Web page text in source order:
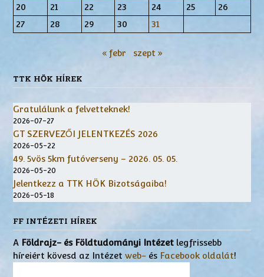
20
21 22 23 24 25
26
27
28 29 30 31
« febr szept »
TTK HÖK HÍREK
Gratulálunk a felvetteknek!
2026-07-27
GT SZERVEZŐI JELENTKEZÉS 2026
2026-05-22
49. 5vös 5km futóverseny – 2026. 05. 05.
2026-05-20
Jelentkezz a TTK HÖK Bizotságaiba!
2026-05-18
FF INTÉZETI HÍREK
A Földrajz- és Földtudományi Intézet legfrissebb
híreiért kövesd az Intézet web- és Facebook oldalát!